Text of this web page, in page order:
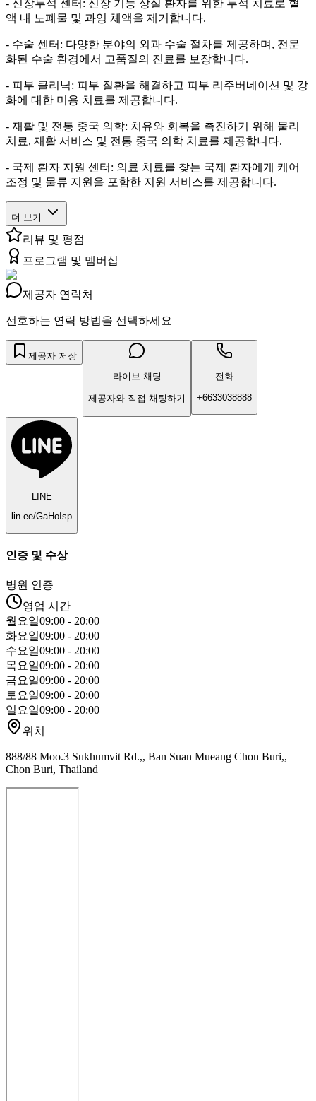
- 신장투석 센터: 신장 기능 상실 환자를 위한 투석 치료로 혈
액 내 노폐물 및 과잉 체액을 제거합니다.
- 수술 센터: 다양한 분야의 외과 수술 절차를 제공하며, 전문
화된 수술 환경에서 고품질의 진료를 보장합니다.
- 피부 클리닉: 피부 질환을 해결하고 피부 리주버네이션 및 강
화에 대한 미용 치료를 제공합니다.
- 재활 및 전통 중국 의학: 치유와 회복을 촉진하기 위해 물리
치료, 재활 서비스 및 전통 중국 의학 치료를 제공합니다.
- 국제 환자 지원 센터: 의료 치료를 찾는 국제 환자에게 케어
조정 및 물류 지원을 포함한 지원 서비스를 제공합니다.
더 보기
리뷰 및 평점
프로그램 및 멤버십
제공자 연락처
선호하는 연락 방법을 선택하세요
제공자 저장
라이브 채팅
제공자와 직접 채팅하기
전화
+6633038888
LINE
lin.ee/GaHoIsp
인증 및 수상
병원 인증
영업 시간
월요일09:00 - 20:00
화요일09:00 - 20:00
수요일09:00 - 20:00
목요일09:00 - 20:00
금요일09:00 - 20:00
토요일09:00 - 20:00
일요일09:00 - 20:00
위치
888/88 Moo.3 Sukhumvit Rd.,, Ban Suan Mueang Chon Buri,,
Chon Buri, Thailand